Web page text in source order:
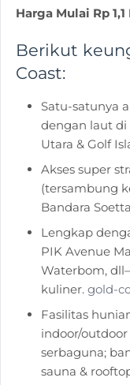
Harga Mulai Rp
Berikut
Coast:
Satu-satunya
dengan laut di
Utara & Golf
Akses super
(tersambung
Bandara
Lengkap
PIK Avenue
Waterbom,
kuliner.gold-
Fasilitas
indoor/
serbaguna;
sauna &